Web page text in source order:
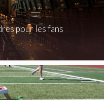
pour les fans